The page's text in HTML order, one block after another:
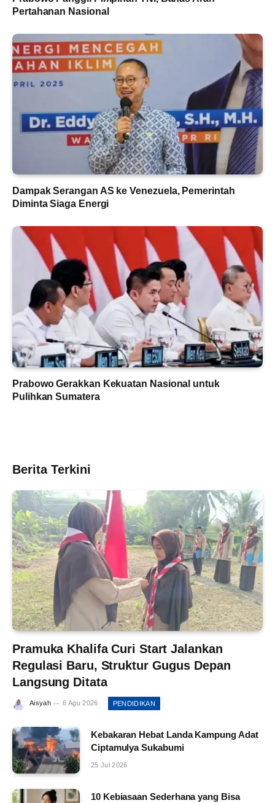
Pertahanan Nasional
Dampak Serangan AS ke Venezuela, Pemerintah
Diminta Siaga Energi
Prabowo Gerakkan Kekuatan Nasional untuk
Pulihkan Sumatera
Berita Terkini
Pramuka Khalifa Curi Start Jalankan
Regulasi Baru, Struktur Gugus Depan
Langsung Ditata
Aisyah 6 Agu 2026 PENDIDIKAN
Kebakaran Hebat Landa Kampung Adat
Ciptamulya Sukabumi
25 Jul 2026
10 Kebiasaan Sederhana yang Bisa